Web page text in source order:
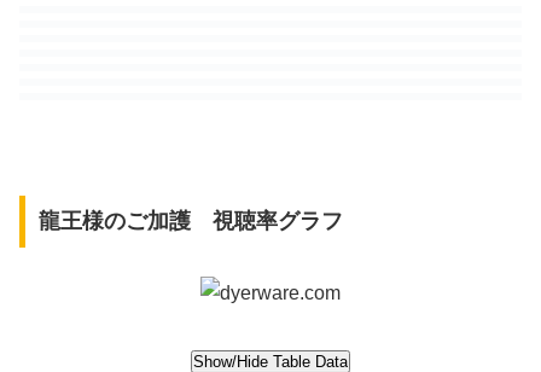
龍王様のご加護 視聴率グラフ